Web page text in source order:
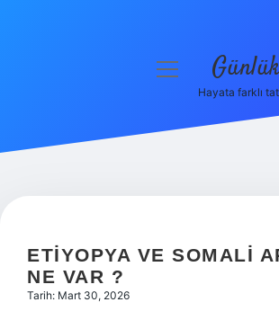
Hakkımızda
menüyü
Hayata farklı
ETIYOPYA VE SOMALI
NE VAR ?
Tarih: Mart 30, 2026